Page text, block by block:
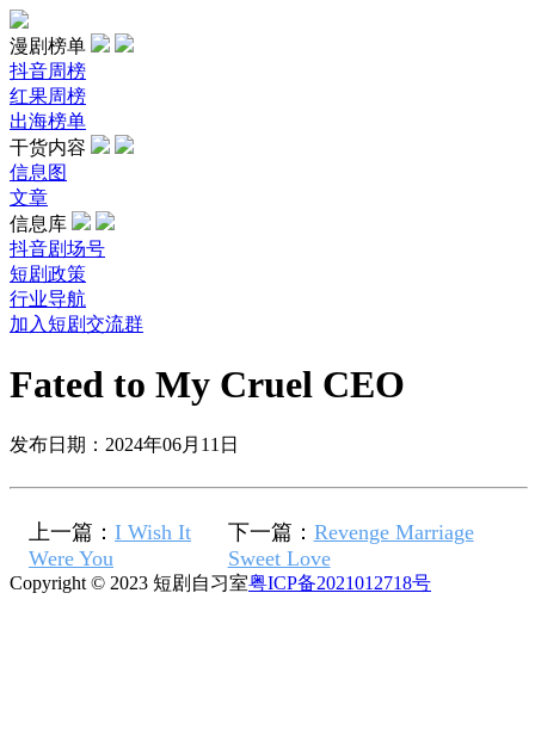
漫剧榜单
抖音周榜
红果周榜
出海榜单
干货内容
信息图
文章
信息库
抖音剧场号
短剧政策
行业导航
加入短剧交流群
Fated to My Cruel CEO
发布日期：2024年06月11日
上一篇： I Wish It
Were You
下一篇： Revenge Marriage
Sweet Love
Copyright © 2023 短剧自习室粤ICP备2021012718号